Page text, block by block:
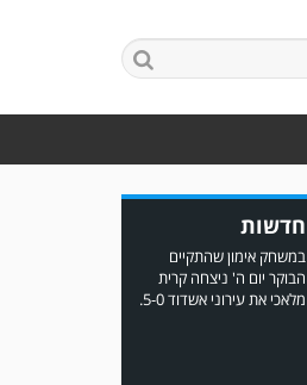
חדשות
הבוקר יום ה' ניצחה קרית
מלאכי את עירוני אשדוד 5-0.